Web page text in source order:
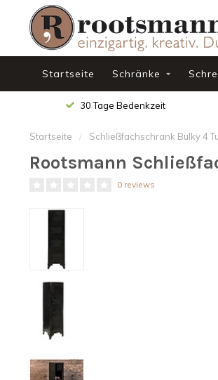
Startseite Schränke
30 Tage Bedenkzeit
Startseite / Schließfachschrank Bulky 4
Rootsmann
0 reviews